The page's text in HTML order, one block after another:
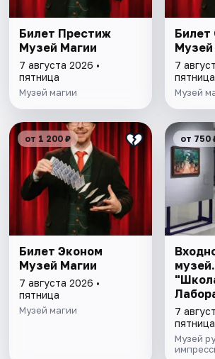
Билет Престиж
Музей Магии
7 августа 2026 •
пятница
Музей магии
Билет
Музей
7
пятница
Музей
от 1 200 ₽
Билет Эконом
Музей Магии
7 августа 2026 •
пятница
Музей магии
от 750
от
7
пятница
Музей